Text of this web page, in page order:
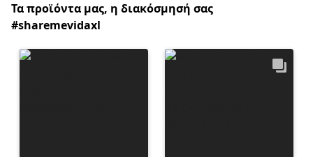
Τα προϊόντα μας, η διακόσμησή σας
#sharemevidaxl